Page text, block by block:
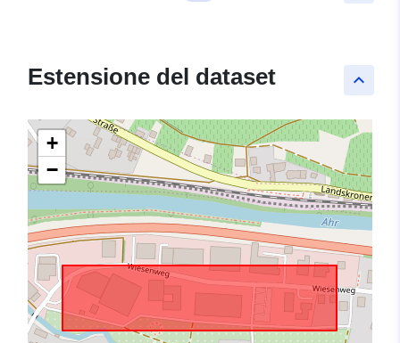
keyboard_arrow_up
Estensione del dataset
+
−